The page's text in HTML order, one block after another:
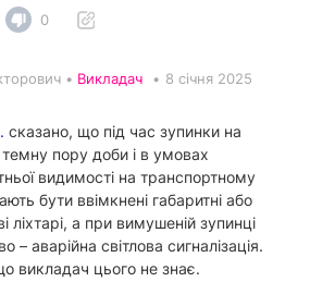
0
• Викладач • 8 січня 2025
сказано, що під час зупинки на
темну пору доби і в умовах
видимості на транспортному
бути ввімкнені габаритні або
ліхтарі, а при вимушеній зупинці
– аварійна світлова сигналізація.
викладач цього не знає.